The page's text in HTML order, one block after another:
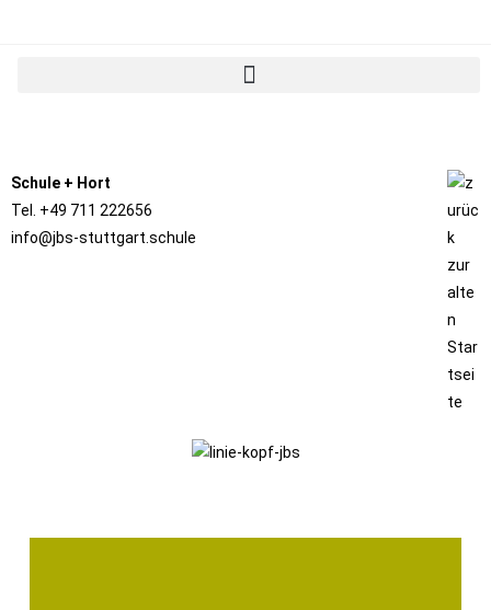
Schule + Hort
Tel. +49 711 222656
info@jbs-stuttgart.schule